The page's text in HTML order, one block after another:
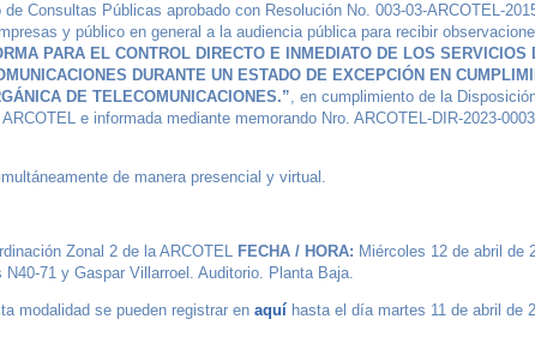
Consultas Públicas aprobado con Resolución No. 003-03-ARCOTEL-
y público en general a la audiencia pública para recibir
PARA EL CONTROL DIRECTO E INMEDIATO DE LOS SERVICIOS
DURANTE UN ESTADO DE EXCEPCIÓN EN
DE TELECOMUNICACIONES.”, en cumplimiento de la
e informada mediante memorando Nro. ARCOTEL-DIR-2023-
de manera presencial y virtual.
Zonal 2 de la ARCOTEL FECHA / HORA: Miércoles 12 de abril de
N40-71 y Gaspar Villarroel. Auditorio. Planta Baja.
modalidad se pueden registrar en aquí hasta el día martes 11 de abril de